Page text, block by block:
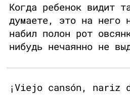
Когда ребенок видит
думаете, это на него
набил полон рот
нибудь нечаянно не
¡Viejo cansón, nariz